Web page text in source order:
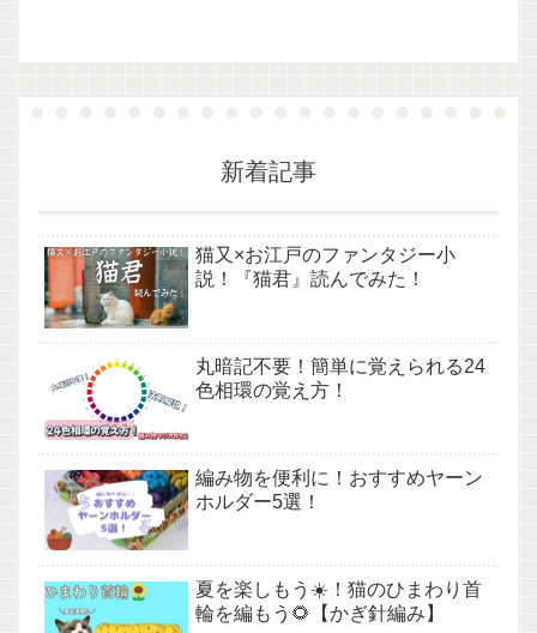
新着記事
猫又×お江戸のファンタジー小
説！『猫君』読んでみた！
丸暗記不要！簡単に覚えられる24
色相環の覚え方！
編み物を便利に！おすすめヤーン
ホルダー5選！
夏を楽しもう☀️！猫のひまわり首
輪を編もう🌻【かぎ針編み】